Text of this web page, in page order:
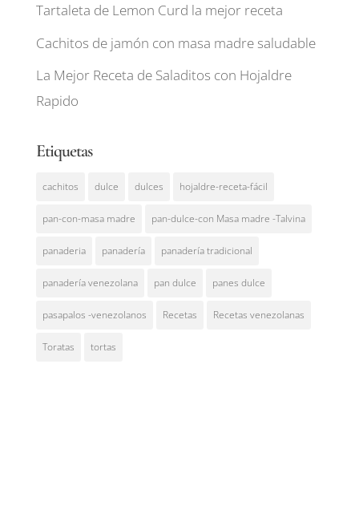
Tartaleta de Lemon Curd la mejor receta
Cachitos de jamón con masa madre saludable
La Mejor Receta de Saladitos con Hojaldre
Rapido
Etiquetas
cachitos dulce dulces hojaldre-receta-fácil
pan-con-masa madre pan-dulce-con Masa madre -Talvina
panaderia panadería panadería tradicional
panadería venezolana pan dulce panes dulce
pasapalos -venezolanos Recetas Recetas venezolanas
Toratas tortas